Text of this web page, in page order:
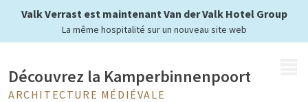
Valk Verrast est maintenant Van der Valk Hotel Group
La même hospitalité sur un nouveau site web
Découvrez la Kamperbinnenpoort
ARCHITECTURE MÉDIÉVALE